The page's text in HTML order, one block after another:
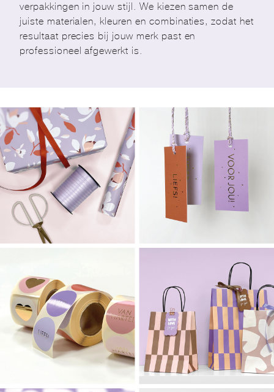
verpakkingen in jouw stijl. We kiezen samen de
juiste materialen, kleuren en combinaties, zodat het
resultaat precies bij jouw merk past en
professioneel afgewerkt is.